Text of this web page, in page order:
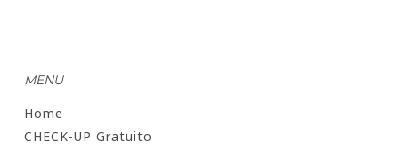
MENU
Home
CHECK-UP Gratuito